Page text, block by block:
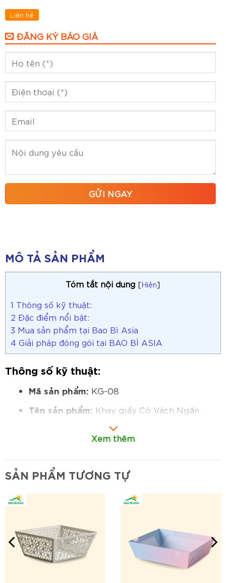
Liên hệ
ĐĂNG KÝ BÁO GIÁ
MÔ TẢ SẢN PHẨM
Tóm tắt nội dung [Hiện]
1 Thông số kỹ thuật:
2 Đặc điểm nổi bật:
3 Mua sản phẩm tại Bao Bì Asia
4 Giải pháp đóng gói tại BAO BÌ ASIA
Thông số kỹ thuật:
Mã sản phẩm: KG-08
Tên sản phẩm: Khay giấy Có Vách Ngăn
280x160x50 mm (chiều dài x
Chất liệu:Giấy Duplex định lượng 300gsm,
Khay được gấp, dán và có 2-3 vách
Hình dáng:Hình chữ nhật, được chia thành
các ô nhỏ hơn.
Xem thêm
SẢN PHẨM TƯƠNG TỰ